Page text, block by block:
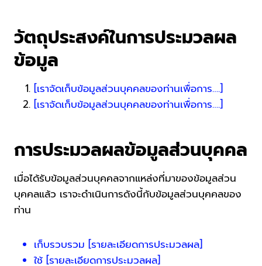
วัตถุประสงค์ในการประมวลผล
ข้อมูล
[เราจัดเก็บข้อมูลส่วนบุคคลของท่านเพื่อการ….]
[เราจัดเก็บข้อมูลส่วนบุคคลของท่านเพื่อการ….]
การประมวลผลข้อมูลส่วนบุคคล
เมื่อได้รับข้อมูลส่วนบุคคลจากแหล่งที่มาของข้อมูลส่วน
บุคคลแล้ว เราจะดำเนินการดังนี้กับข้อมูลส่วนบุคคลของ
ท่าน
เก็บรวบรวม [รายละเอียดการประมวลผล]
ใช้ [รายละเอียดการประมวลผล]